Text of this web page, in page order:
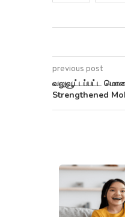
previous post
வலுவூட்டப்பட்ட
Strengthened